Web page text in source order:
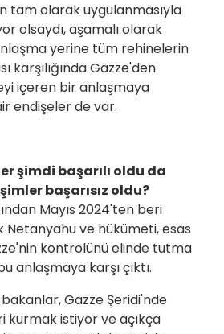
tam olarak uygulanmasıyla
olsaydı, aşamalı olarak
yerine tüm rehinelerin
karşılığında Gazze'den
içeren bir anlaşmaya
endişeler de var.
şimdi başarılı oldu da
başarısız oldu?
Mayıs 2024'ten beri
Netanyahu ve hükümeti, esas
kontrolünü elinde tutma
anlaşmaya karşı çıktı.
Gazze Şeridi'nde
kurmak istiyor ve açıkça